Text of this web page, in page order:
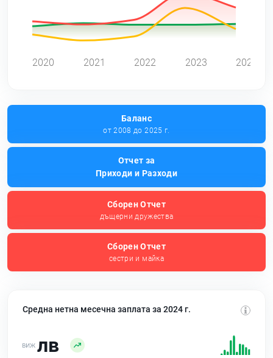
2020 2021 2022 2023 2024
Баланс
от 2008 до 2025 г.
Отчет за
Приходи и Разходи
Сборен Отчет
дъщерни дружества
Сборен Отчет
сестри и майка
Средна нетна месечна заплата за 2024 г.
лв